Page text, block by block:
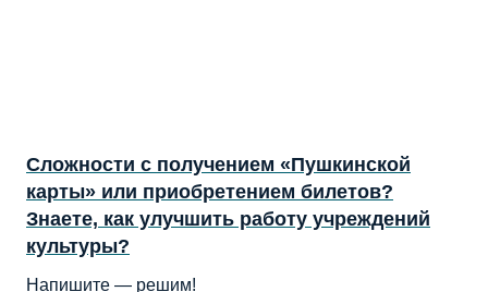
Сложности с получением «Пушкинской
карты» или приобретением билетов?
Знаете, как улучшить работу учреждений
культуры?
Напишите — решим!